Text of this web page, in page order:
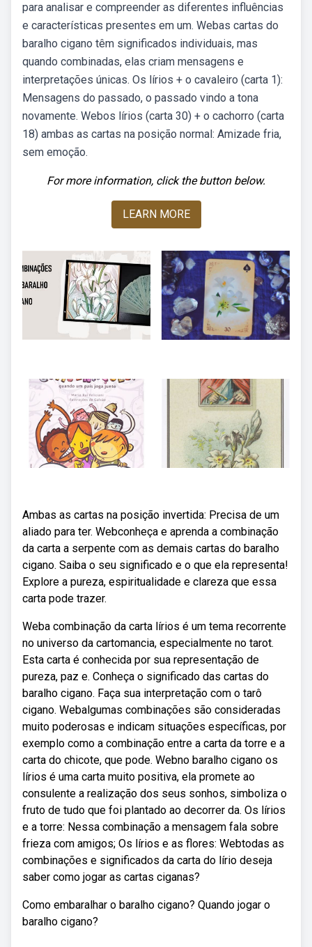
para analisar e compreender as diferentes influências
e características presentes em um. Webas cartas do
baralho cigano têm significados individuais, mas
quando combinadas, elas criam mensagens e
interpretações únicas. Os lírios + o cavaleiro (carta 1):
Mensagens do passado, o passado vindo a tona
novamente. Webos lírios (carta 30) + o cachorro (carta
18) ambas as cartas na posição normal: Amizade fria,
sem emoção.
For more information, click the button below.
LEARN MORE
Ambas as cartas na posição invertida: Precisa de um
aliado para ter. Webconheça e aprenda a combinação
da carta a serpente com as demais cartas do baralho
cigano. Saiba o seu significado e o que ela representa!
Explore a pureza, espiritualidade e clareza que essa
carta pode trazer.
Weba combinação da carta lírios é um tema recorrente
no universo da cartomancia, especialmente no tarot.
Esta carta é conhecida por sua representação de
pureza, paz e. Conheça o significado das cartas do
baralho cigano. Faça sua interpretação com o tarô
cigano. Webalgumas combinações são consideradas
muito poderosas e indicam situações específicas, por
exemplo como a combinação entre a carta da torre e a
carta do chicote, que pode. Webno baralho cigano os
lírios é uma carta muito positiva, ela promete ao
consulente a realização dos seus sonhos, simboliza o
fruto de tudo que foi plantado ao decorrer da. Os lírios
e a torre: Nessa combinação a mensagem fala sobre
frieza com amigos; Os lírios e as flores: Webtodas as
combinações e significados da carta do lírio deseja
saber como jogar as cartas ciganas?
Como embaralhar o baralho cigano? Quando jogar o
baralho cigano?